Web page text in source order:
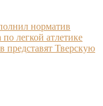
норматив
легкой атлетике
представят Тверскую